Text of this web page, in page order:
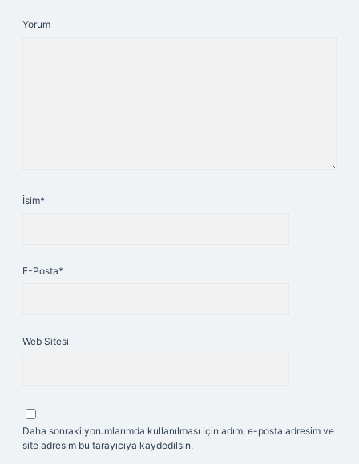
Yorum
İsim*
E-Posta*
Web Sitesi
Daha sonraki yorumlarımda kullanılması için adım, e-posta adresim ve
site adresim bu tarayıcıya kaydedilsin.